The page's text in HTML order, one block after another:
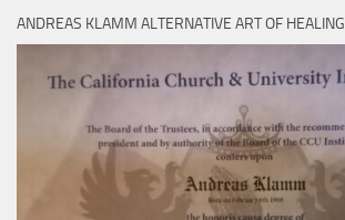
ANDREAS KLAMM ALTERNATIVE ART OF HEALING